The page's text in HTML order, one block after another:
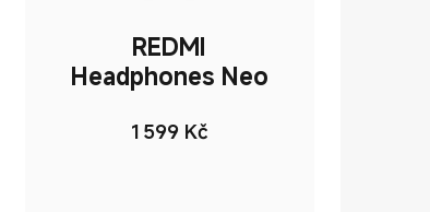
REDMI
Headphones Neo
1 599Kč
Current Price Kč1599